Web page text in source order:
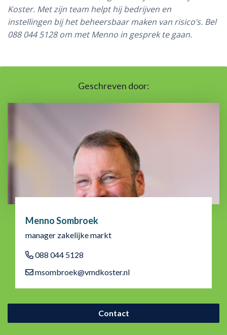
Koster. Met zijn team helpt hij bedrijven en
instellingen bij het beheersbaar maken van risico’s. Bel
088 044 5128 om met Menno in gesprek te gaan.
Geschreven door:
Menno Sombroek
manager zakelijke markt
088 044 5128
msombroek@vmdkoster.nl
Contact